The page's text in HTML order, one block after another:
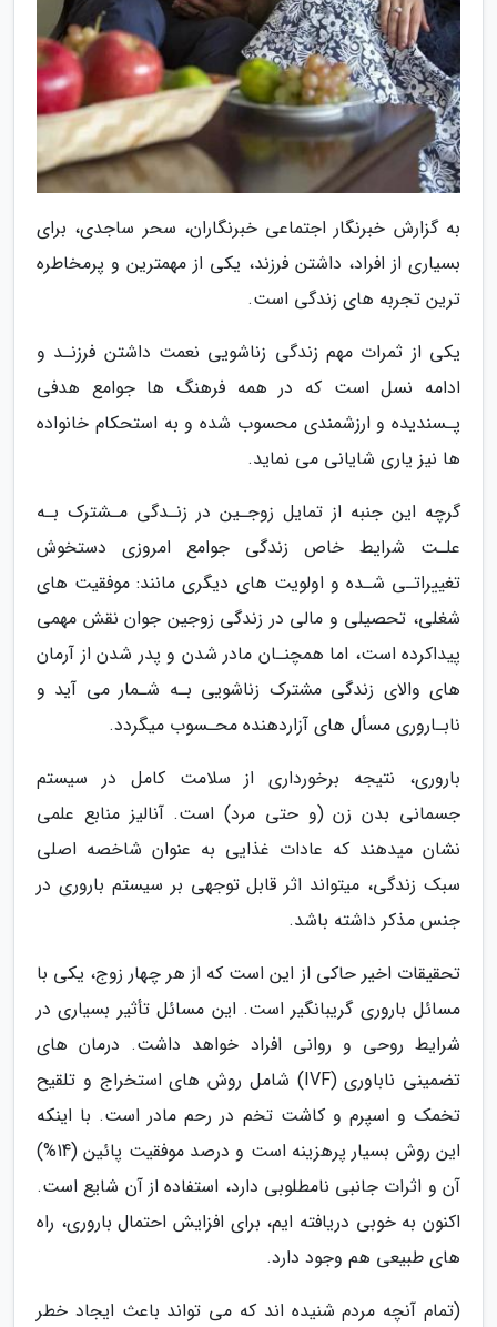
به گزارش خبرنگار اجتماعی خبرنگاران، سحر ساجدی، برای
بسیاری از افراد، داشتن فرزند، یکی از مهمترین و پرمخاطره
ترین تجربه های زندگی است.
یکی از ثمرات مهم زندگی زناشویی نعمت داشتن فرزنـد و
ادامه نسل است که در همه فرهنگ ها جوامع هدفی
پـسندیده و ارزشمندی محسوب شده و به استحکام خانواده
ها نیز یاری شایانی می نماید.
گرچه این جنبه از تمایل زوجـین در زنـدگی مـشترک بـه
علـت شرایط خاص زندگی جوامع امروزی دستخوش
تغییراتـی شـده و اولویت های دیگری مانند: موفقیت های
شغلی، تحصیلی و مالی در زندگی زوجین جوان نقش مهمی
پیداکرده است، اما همچنـان مادر شدن و پدر شدن از آرمان
های والای زندگی مشترک زناشویی بـه شـمار می آید و
نابـاروری مسأل های آزاردهنده محـسوب میگردد.
باروری، نتیجه برخورداری از سلامت کامل در سیستم
جسمانی بدن زن (و حتی مرد) است. آنالیز منابع علمی
نشان میدهند که عادات غذایی به عنوان شاخصه اصلی
سبک زندگی، میتواند اثر قابل توجهی بر سیستم باروری در
جنس مذکر داشته باشد.
تحقیقات اخیر حاکی از این است که از هر چهار زوج، یکی با
مسائل باروری گریبانگیر است. این مسائل تأثیر بسیاری در
شرایط روحی و روانی افراد خواهد داشت. درمان های
تضمینی ناباوری (IVF) شامل روش های استخراج و تلقیح
تخمک و اسپرم و کاشت تخم در رحم مادر است. با اینکه
این روش بسیار پرهزینه است و درصد موفقیت پائین (14%)
آن و اثرات جانبی نامطلوبی دارد، استفاده از آن شایع است.
اکنون به خوبی دریافته ایم، برای افزایش احتمال باروری، راه
های طبیعی هم وجود دارد.
(تمام آنچه مردم شنیده اند که می تواند باعث ایجاد خطر